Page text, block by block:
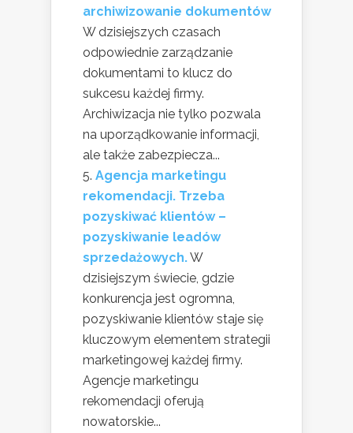
archiwizowanie dokumentów
W dzisiejszych czasach
odpowiednie zarządzanie
dokumentami to klucz do
sukcesu każdej firmy.
Archiwizacja nie tylko pozwala
na uporządkowanie informacji,
ale także zabezpiecza...
Agencja marketingu
rekomendacji. Trzeba
pozyskiwać klientów –
pozyskiwanie leadów
sprzedażowych.W
dzisiejszym świecie, gdzie
konkurencja jest ogromna,
pozyskiwanie klientów staje się
kluczowym elementem strategii
marketingowej każdej firmy.
Agencje marketingu
rekomendacji oferują
nowatorskie...